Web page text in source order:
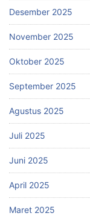
Desember 2025
November 2025
Oktober 2025
September 2025
Agustus 2025
Juli 2025
Juni 2025
April 2025
Maret 2025